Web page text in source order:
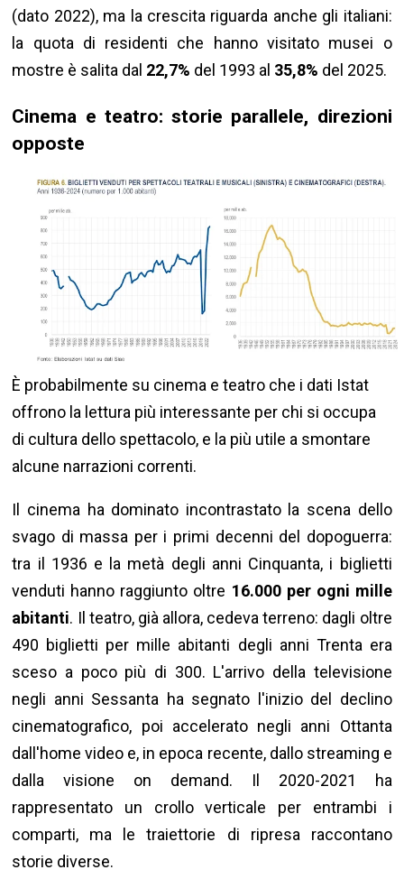
(dato 2022), ma la crescita riguarda anche gli italiani:
la quota di residenti che hanno visitato musei o
mostre è salita dal 22,7% del 1993 al 35,8% del 2025.
Cinema e teatro: storie parallele, direzioni
opposte
È probabilmente su cinema e teatro che i dati Istat
offrono la lettura più interessante per chi si occupa
di cultura dello spettacolo, e la più utile a smontare
alcune narrazioni correnti.
Il cinema ha dominato incontrastato la scena dello
svago di massa per i primi decenni del dopoguerra:
tra il 1936 e la metà degli anni Cinquanta, i biglietti
venduti hanno raggiunto oltre 16.000 per ogni mille
abitanti. Il teatro, già allora, cedeva terreno: dagli oltre
490 biglietti per mille abitanti degli anni Trenta era
sceso a poco più di 300. L'arrivo della televisione
negli anni Sessanta ha segnato l'inizio del declino
cinematografico, poi accelerato negli anni Ottanta
dall'home video e, in epoca recente, dallo streaming e
dalla visione on demand. Il 2020-2021 ha
rappresentato un crollo verticale per entrambi i
comparti, ma le traiettorie di ripresa raccontano
storie diverse.